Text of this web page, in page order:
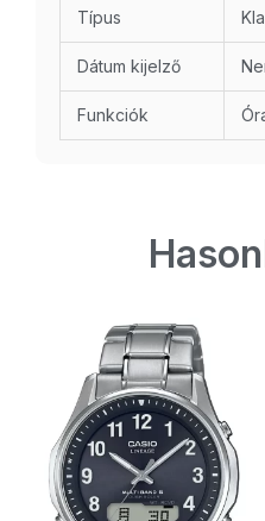
Típus
Dátum kijelző
Funkciók